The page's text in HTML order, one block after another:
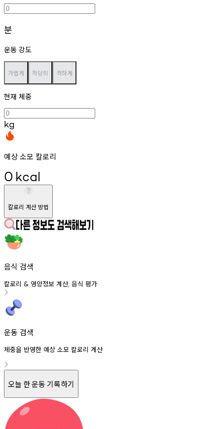
분
운동 강도
가볍게 적당히 격하게
현재 체중
kg
예상 소모 칼로리
0 kcal
칼로리 계산 방법
음식 검색
칼로리 & 영양정보 계산, 음식 평가
운동 검색
체중을 반영한 예상 소모 칼로리 계산
오늘 한 운동 기록하기